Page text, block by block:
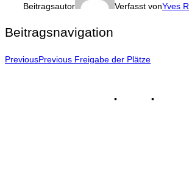
Beitragsautor Verfasst vonYves
Beitragsnavigation
PreviousPrevious Freigabe der Plätze
• •